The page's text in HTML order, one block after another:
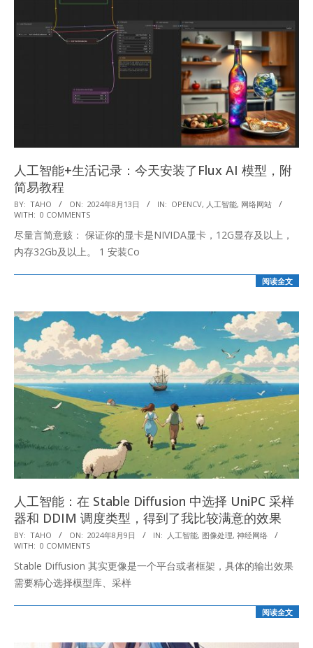
人工智能+生活记录：今天安装了Flux AI 模型，附
简易教程
2024-
08-
13
BY: TAHO ON: 2024年8月13日 IN: OPENCV, 人工智能, 网络网站
WITH: 0 COMMENTS
尽量言简意赅： 保证你的显卡是NIVIDA显卡，12G显存及以上，
内存32Gb及以上。 1 安装Co
阅读全文
人工智能：在 Stable Diffusion 中选择 UniPC 采样
器和 DDIM 调度类型，得到了我比较满意的效果
2024-
08-
09
BY: TAHO ON: 2024年8月9日 IN: 人工智能, 图像处理, 神经网络
WITH: 0 COMMENTS
Stable Diffusion 其实更像是一个平台或者框架，具体的输出效果
需要精心选择模型库、采样
阅读全文